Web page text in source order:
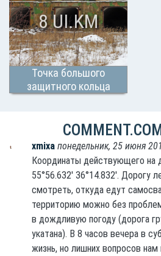
Точка большого
защитного кольца
8 UI.KM
xmixaпонедельник, 25 июня
Координаты действующего на
55°56.632' 36°14.832'. Дорогу
смотреть, откуда едут
территорию можно без
в дождливую погоду (дорога
укатана). В 8 часов вечера в
жизнь, но лишних вопросов нам